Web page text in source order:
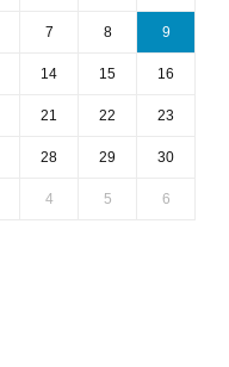
7 8 9
14 15 16
21 22 23
28 29 30
4 5 6